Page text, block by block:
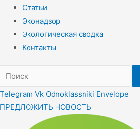
Статьи
Эконадзор
Экологическая сводка
Контакты
Telegram Vk Odnoklassniki Envelope
ПРЕДЛОЖИТЬ НОВОСТЬ